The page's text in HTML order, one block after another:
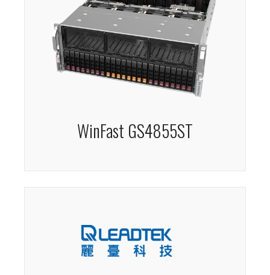
WinFast GS4855ST